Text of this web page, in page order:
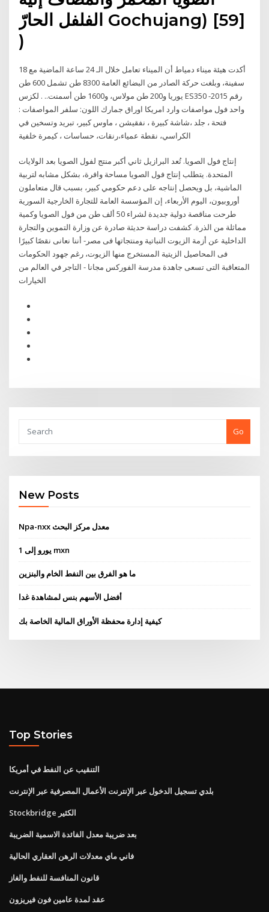
الفلفل الحارّ Gochujang) [59]
)
أكدت هيئة ميناء دمياط أن الميناء تعامل خلال الـ 24 ساعة الماضية مع 18
سفينة، وبلغت حركة الصادر من البضائع العامة 8300 طن تشمل 600 طن
يوريا و200 طن مولاس، و1600 طن أسمنت.. . لكزس ES350 -2015 رقم
واحد فول مواصفات وارد امريكا اوراق جمارك اللون: سلفر المواصفات :
فتحة ، جلد ،شاشة كبيرة ، نفقيشن ، ماوس كبير، تبريد وتسخين في
الكراسي، نقطة عمياء،رنقات، حساسات ، كيمرة خلفية
إنتاج فول الصويا. تُعد البرازيل ثاني أكبر منتج لفول الصويا بعد الولايات
المتحدة. يتطلب إنتاج فول الصويا مساحة وافرة، بشكل مشابه لتربية
الماشية، بل ويحصل إنتاجه على دعم حكومي كبير، بسبب قال متعاملون
أوروبيون، اليوم الأربعاء، إن المؤسسة العامة للتجارة الخارجية السورية
طرحت مناقصة دولية جديدة لشراء 50 ألف طن من فول الصويا وكمية
مماثلة من الذرة. كشفت دراسة حديثة صادرة عن وزارة التموين والتجارة
الداخلية عن أزمة الزيوت النباتية ومنتجاتها فى مصر- أننا نعانى نقصًا كبيرًا
فى المحاصيل الزيتية المستخرج منها الزيوت، رغم جهود الحكومات
المتعاقبة التى تسعى جاهدة مدرسة الفوركس مجانا - التاجر في العالم من
الخيارات
Go
New Posts
Npa-nxx معدل مركز البحث
1 يورو إلى mxn
ما هو الفرق بين النفط الخام والبنزين
أفضل الأسهم بنس لمشاهدة غدا
كيفية إدارة محفظة الأوراق المالية الخاصة بك
Top Stories
التنقيب عن النفط في أمريكا
بلدي تسجيل الدخول عبر الإنترنت الأعمال المصرفية عبر الإنترنت
Stockbridge الكثير
بعد ضريبة معدل الفائدة الاسمية الضريبة
فاني ماي معدلات الرهن العقاري الحالية
قانون المنافسة للنفط والغاز
عقد لمدة عامين فون فيريزون